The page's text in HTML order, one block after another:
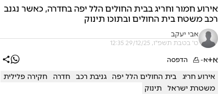
אירוע חמור וחריג בבית החולים הלל יפה בחדרה, כאשר נגנב
רכב משטח בית החולים ובתוכו תינוק
אבי יעקב
ט' בטבת תשפ"ו, 29/12/25 12:35
א+א- הדפסה
אירוע חריג בית החולים הלל יפה גניבת רכב חדרה
חקירה פלילית
משטרת ישראל
תינוק